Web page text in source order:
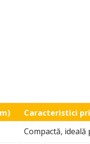
Caracteristici
Compactă,